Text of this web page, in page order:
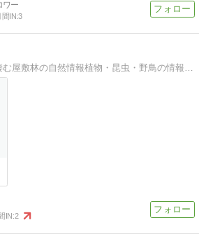
間IN:3
IN:2